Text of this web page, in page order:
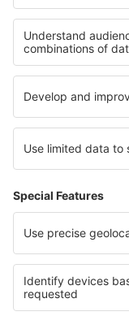
Hoteluri în São Miguel
Hoteluri în Porto
Hoteluri în Portugalia
Hoteluri în Parcul